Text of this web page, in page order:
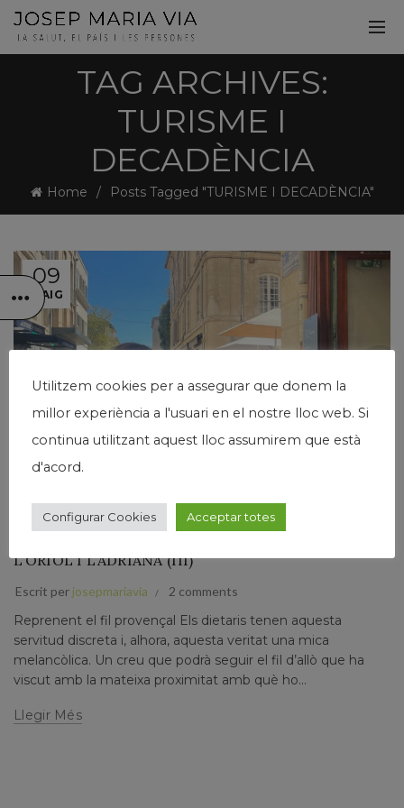
TAG ARCHIVES:
TURISME I
DECADÈNCIA
Home Posts Tagged "TURISME I DECADÈNCIA"
09
MAIG
VIATGE CAP A LA LLUM DE LA PROVENÇA. DIETARI
D’UNA TROBADA A AIX-EN-PROVENCE AMB
L’ORIOL I L’ADRIANA (III)
Escrit per josepmariavia 2 comments
Reprenent el fil provençal Els dietaris tenen aquesta
servitud discreta i, alhora, aquesta veritat una mica
melancòlica. Un creu que podrà seguir el fil d’allò que ha
viscut amb la mateixa proximitat amb què ho...
Llegir Més
Utilitzem cookies per a assegurar que donem la
millor experiència a l'usuari en el nostre lloc web. Si
continua utilitzant aquest lloc assumirem que està
d'acord.
Configurar Cookies Acceptar totes